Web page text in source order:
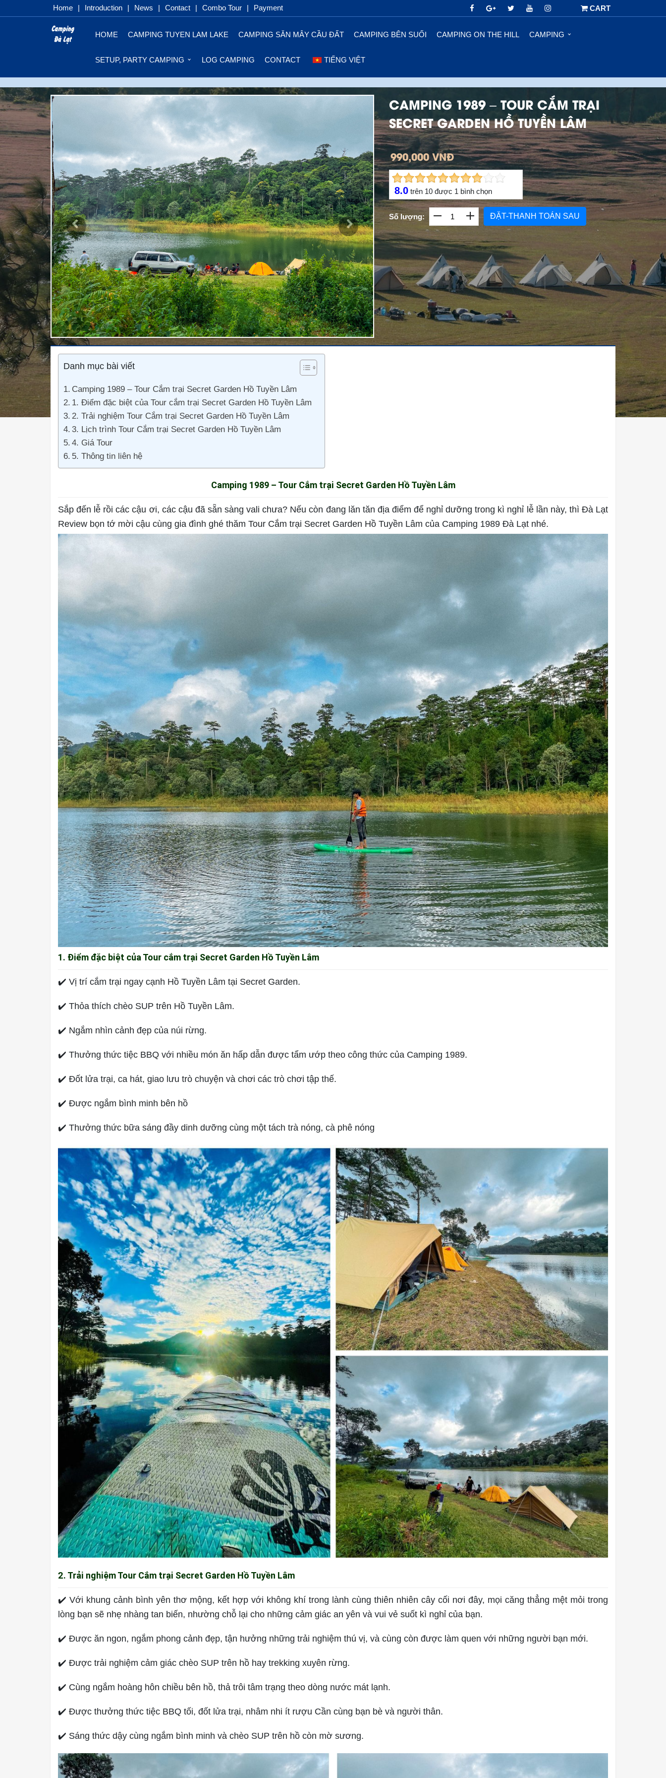
Home | Introduction | News | Contact | Combo Tour | Payment CART
HOME CAMPING TUYEN LAM LAKE CAMPING SĂN MÂY CẦU ĐẤT CAMPING BÊN SUỐI CAMPING ON THE HILL CAMPING
SETUP, PARTY CAMPING LOG CAMPING CONTACT TIẾNG VIỆT
Previous Next
CAMPING 1989 – TOUR CẮM TRẠI
SECRET GARDEN HỒ TUYỀN LÂM
990,000 VNĐ
8.0trên 10được 1 bình chọn
Số lượng: ĐẶT-THANH TOÁN SAU
Danh mục bài viết
Camping 1989 – Tour Cắm trại Secret Garden Hồ Tuyền Lâm
1. Điểm đặc biệt của Tour cắm trại Secret Garden Hồ Tuyền Lâm
2. Trải nghiệm Tour Cắm trại Secret Garden Hồ Tuyền Lâm
3. Lịch trình Tour Cắm trại Secret Garden Hồ Tuyền Lâm
4. Giá Tour
5. Thông tin liên hệ
Camping 1989 – Tour Cắm trại Secret Garden Hồ Tuyền Lâm
Sắp đến lễ rồi các cậu ơi, các cậu đã sẵn sàng vali chưa? Nếu còn đang lăn tăn địa điểm để nghỉ dưỡng trong kì nghỉ lễ lần này, thì Đà Lạt
Review bọn tớ mời cậu cùng gia đình ghé thăm Tour Cắm trại Secret Garden Hồ Tuyền Lâm của Camping 1989 Đà Lạt nhé.
1. Điểm đặc biệt của Tour cắm trại Secret Garden Hồ Tuyền Lâm
✔️ Vị trí cắm trại ngay cạnh Hồ Tuyền Lâm tại Secret Garden.
✔️ Thỏa thích chèo SUP trên Hồ Tuyền Lâm.
✔️ Ngắm nhìn cảnh đẹp của núi rừng.
✔️ Thưởng thức tiệc BBQ với nhiều món ăn hấp dẫn được tẩm ướp theo công thức của Camping 1989.
✔️ Đốt lửa trại, ca hát, giao lưu trò chuyện và chơi các trò chơi tập thế.
✔️ Được ngắm bình minh bên hồ
✔️ Thưởng thức bữa sáng đầy dinh dưỡng cùng một tách trà nóng, cà phê nóng
2. Trải nghiệm Tour Cắm trại Secret Garden Hồ Tuyền Lâm
✔️ Với khung cảnh bình yên thơ mộng, kết hợp với không khí trong lành cùng thiên nhiên cây cối nơi đây, mọi căng thẳng mệt mỏi trong
lòng bạn sẽ nhẹ nhàng tan biến, nhường chỗ lại cho những cảm giác an yên và vui vẻ suốt kì nghỉ của bạn.
✔️ Được ăn ngon, ngắm phong cảnh đẹp, tận hưởng những trải nghiệm thú vị, và cùng còn được làm quen với những người bạn mới.
✔️ Được trải nghiệm cảm giác chèo SUP trên hồ hay trekking xuyên rừng.
✔️ Cùng ngắm hoàng hôn chiều bên hồ, thả trôi tâm trạng theo dòng nước mát lạnh.
✔️ Được thưởng thức tiệc BBQ tối, đốt lửa trại, nhâm nhi ít rượu Cần cùng bạn bè và người thân.
✔️ Sáng thức dậy cùng ngắm bình minh và chèo SUP trên hồ còn mờ sương.